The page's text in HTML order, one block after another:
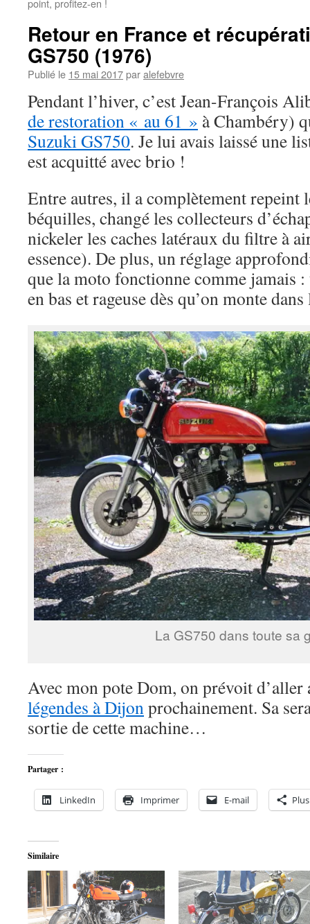
point, profitez-en !
Retour en France et
GS750 (1976)
Publié le 15 mai 2017paralefebvre
Pendant l’hiver, c’est Jean-François
de restoration « au 61 » à Chambéry)
Suzuki GS750. Je lui avais laissé une
est acquitté avec brio !
Entre autres, il a complètement repeint
béquilles, changé les collecteurs
nickeler les caches latéraux du filtre à
essence). De plus, un réglage
que la moto fonctionne comme jamais
en bas et rageuse dès qu’on monte
La GS750 dans toute sa
Avec mon pote Dom, on prévoit
légendes à Dijonprochainement. Sa
sortie de cette machine…
Partager :
LinkedIn Imprimer E-mail Plus
Similaire